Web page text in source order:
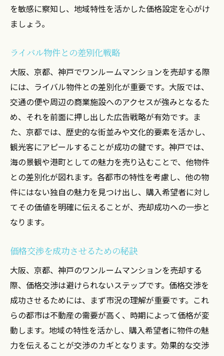
を敏感に察知し、地域特性を活かした価格設定を心がけ
ましょう。
ライバル物件との差別化戦略
大阪、京都、神戸でワンルームマンションを売却する際
には、ライバル物件との差別化が重要です。大阪では、
交通の便や周辺の商業施設へのアクセスが強みとなるた
め、それを前面に押し出した広告戦略が有効です。ま
た、京都では、歴史的な街並みや文化的要素を活かし、
観光客にアピールすることが成功の鍵です。神戸では、
海の景観や港町としての魅力を売り込むことで、他物件
との差別化が図れます。各都市の特性を考慮し、他の物
件にはない独自の魅力を見つけ出し、購入希望者に対し
てその価値を明確に伝えることが、売却成功への一歩と
なります。
価格交渉を成功させるための秘訣
大阪、京都、神戸のワンルームマンションを売却する
際、価格交渉は避けられないステップです。価格交渉を
成功させるためには、まず市況の理解が重要です。これ
らの都市は不動産の需要が高く、時期によって価格が変
動します。地域の特性を活かし、購入希望者に物件の魅
力を伝えることが交渉のカギとなります。効果的な交渉